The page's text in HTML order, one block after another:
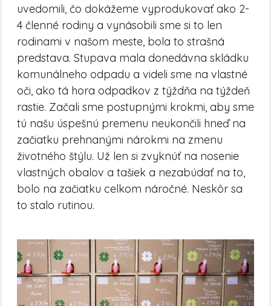
uvedomili, čo dokážeme vyprodukovať ako 2-
4 členné rodiny a vynásobili sme si to len
rodinami v našom meste, bola to strašná
predstava. Stupava mala donedávna skládku
komunálneho odpadu a videli sme na vlastné
oči, ako tá hora odpadkov z týždňa na týždeň
rastie. Začali sme postupnými krokmi, aby sme
tú našu úspešnú premenu neukončili hneď na
začiatku prehnanými nárokmi na zmenu
životného štýlu. Už len si zvyknúť na nosenie
vlastných obalov a tašiek a nezabúdať na to,
bolo na začiatku celkom náročné. Neskôr sa
to stalo rutinou.